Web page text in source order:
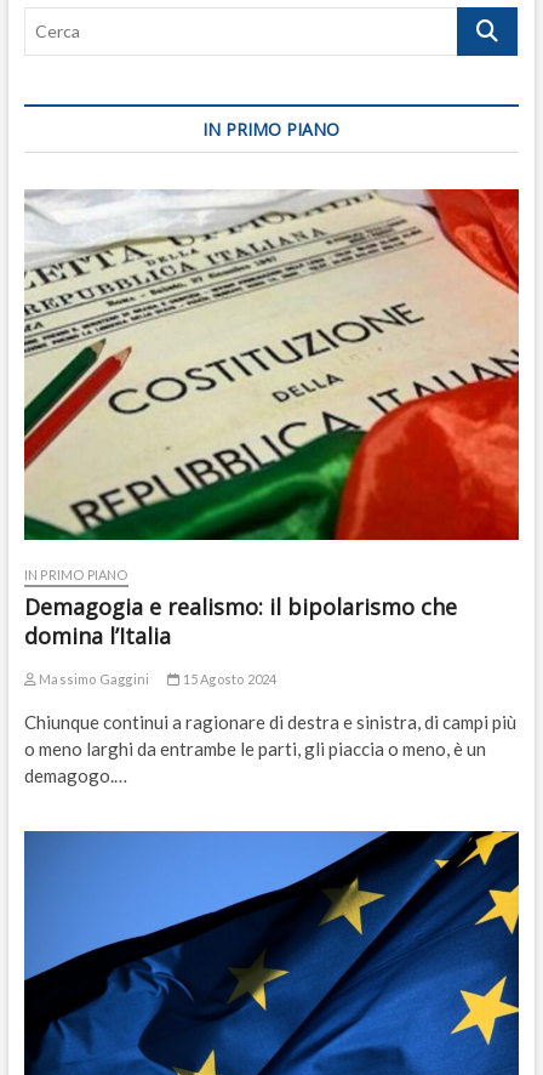
Cerca
IN PRIMO PIANO
IN PRIMO PIANO
Demagogia e realismo: il bipolarismo che
domina l’Italia
Massimo Gaggini 15 Agosto 2024
Chiunque continui a ragionare di destra e sinistra, di campi più
o meno larghi da entrambe le parti, gli piaccia o meno, è un
demagogo.…